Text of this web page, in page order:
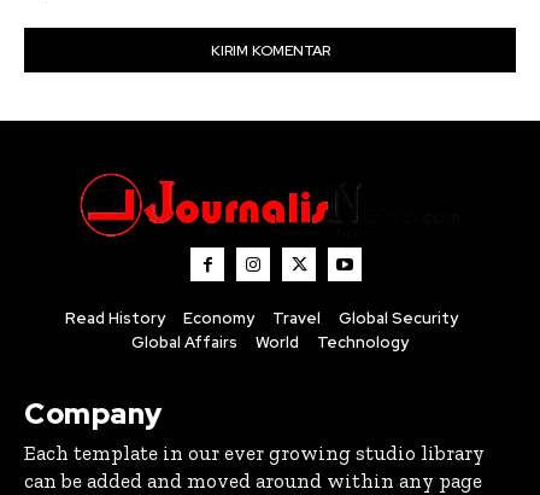
Read History Economy Travel
Global Security
Global Affairs
World Technology
Company
Each template in our ever growing studio library
can be added and moved around within any page